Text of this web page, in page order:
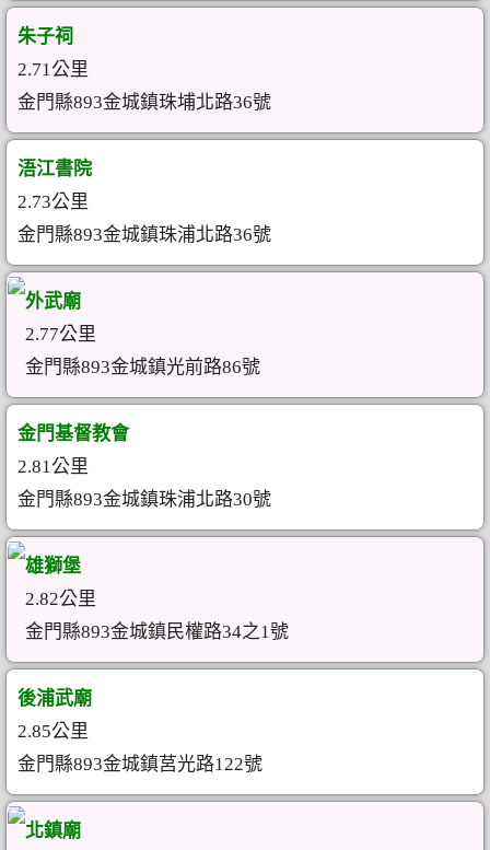
朱子祠
2.71公里
金門縣893金城鎮珠埔北路36號
浯江書院
2.73公里
金門縣893金城鎮珠浦北路36號
外武廟
2.77公里
金門縣893金城鎮光前路86號
金門基督教會
2.81公里
金門縣893金城鎮珠浦北路30號
雄獅堡
2.82公里
金門縣893金城鎮民權路34之1號
後浦武廟
2.85公里
金門縣893金城鎮莒光路122號
北鎮廟